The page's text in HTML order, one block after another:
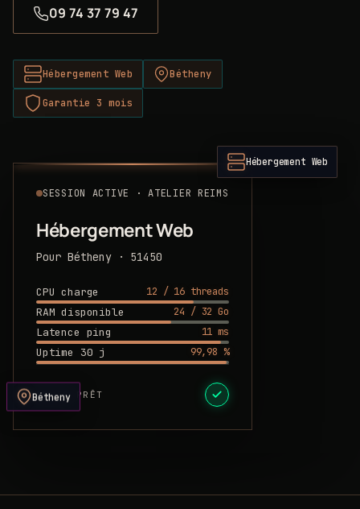
09 74 37 79 47
Hébergement Web Bétheny
Garantie 3 mois
SESSION ACTIVE · ATELIER REIMS
Hébergement Web
Pour Bétheny · 51450
CPU charge
12 / 16 threads
RAM disponible
24 / 32 Go
Latence ping
11 ms
Uptime 30 j
99,98 %
DEVIS PRÊT
Hébergement Web
Bétheny